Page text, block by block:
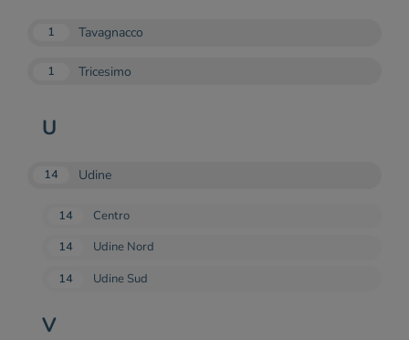
1 Tavagnacco
1 Tricesimo
U
14 Udine
14
Centro
14
Udine Nord
14
Udine Sud
V